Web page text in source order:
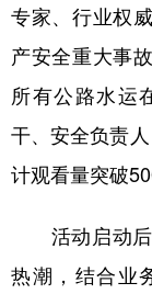
辽宁
山东
广东
专家、行业权
产安全重大事
所有公路水运
干、安全负责
计观看量突破
活动启动后
热潮，结合业